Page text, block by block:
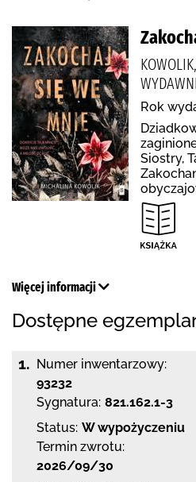
Rok
Siostry,
Więcej informacji
Dostępne
1. Numer inwentarzowy:
93232
Sygnatura: 821.162.1-3
Status: W wypożyczeniu
Termin zwrotu:
2026/09/30